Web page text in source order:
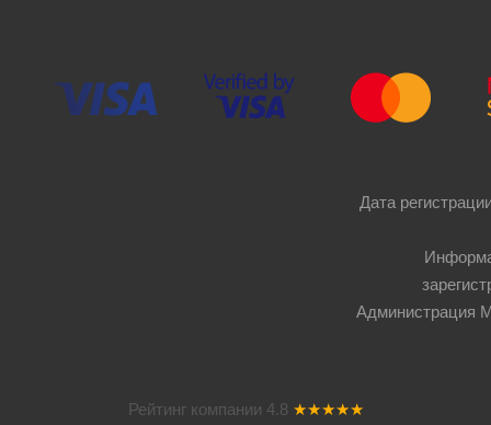
Дата
Администрация
Рейтинг компании 4.8 ★★★★★